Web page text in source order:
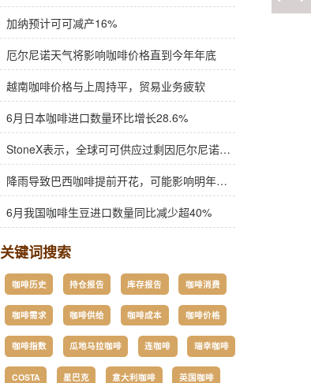
加纳预计可可减产16%
厄尔尼诺天气将影响咖啡价格直到今年年底
越南咖啡价格与上周持平，贸易业务疲软
6月日本咖啡进口数量环比增长28.6%
StoneX表示，全球可可供应过剩因厄尔尼诺而萎缩
降雨导致巴西咖啡提前开花，可能影响明年产量，造成近期价格波动极不稳定
6月我国咖啡生豆进口数量同比减少超40%
关键词搜索
咖啡历史 持仓报告 库存报告 咖啡消费
咖啡需求 咖啡供给 咖啡成本 咖啡价格
咖啡指数 瓜地马拉咖啡 连咖啡 瑞幸咖啡
COSTA 星巴克 意大利咖啡 英国咖啡